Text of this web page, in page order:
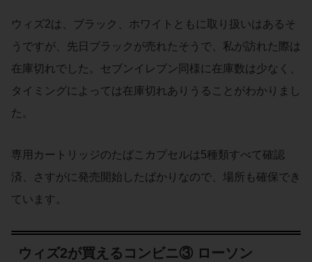
ウィズ2は、ブラック、ホワイトともに取り扱いはあるそ
うですが、先日ブラックが売れたそうで、私が訪れた際は
在庫切れでした。セブンイレブン同様に在庫数は少なく、
タイミングによっては在庫切れありうることがわかりまし
た。
専用カートリッジのたばこカプセルは5種類すべて確認
済、さすがに発売開始したばかりなので、場所も確保でき
ています。
ウィズ2が買えるコンビニ③ ローソン